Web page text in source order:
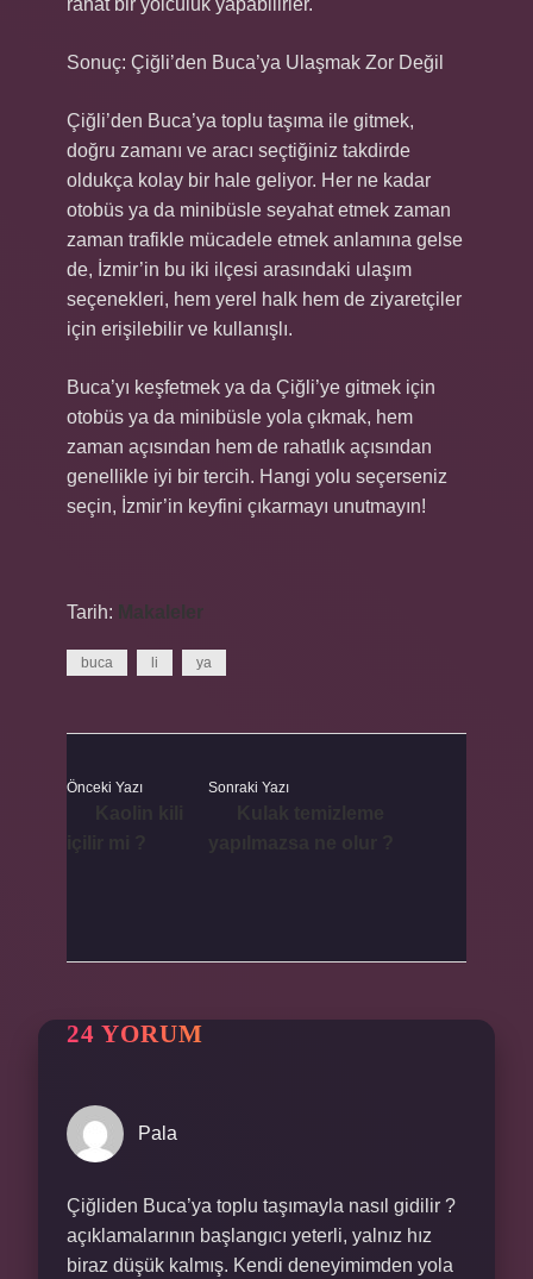
rahat bir yolculuk yapabilirler.
Sonuç: Çiğli’den Buca’ya Ulaşmak Zor Değil
Çiğli’den Buca’ya toplu taşıma ile gitmek,
doğru zamanı ve aracı seçtiğiniz takdirde
oldukça kolay bir hale geliyor. Her ne kadar
otobüs ya da minibüsle seyahat etmek zaman
zaman trafikle mücadele etmek anlamına gelse
de, İzmir’in bu iki ilçesi arasındaki ulaşım
seçenekleri, hem yerel halk hem de ziyaretçiler
için erişilebilir ve kullanışlı.
Buca’yı keşfetmek ya da Çiğli’ye gitmek için
otobüs ya da minibüsle yola çıkmak, hem
zaman açısından hem de rahatlık açısından
genellikle iyi bir tercih. Hangi yolu seçerseniz
seçin, İzmir’in keyfini çıkarmayı unutmayın!
Tarih: Makaleler
buca li ya
Önceki Yazı Sonraki Yazı
24 YORUM
Pala
Çiğliden Buca’ya toplu taşımayla nasıl gidilir ?
açıklamalarının başlangıcı yeterli, yalnız hız
biraz düşük kalmış. Kendi deneyimimden yola